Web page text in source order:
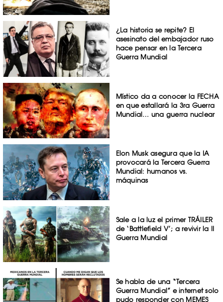
¿La historia se repite? El
asesinato del embajador ruso
hace pensar en la Tercera
Guerra Mundial
Místico da a conocer la FECHA
en que estallará la 3ra Guerra
Mundial… una guerra nuclear
Elon Musk asegura que la IA
provocará la Tercera Guerra
Mundial: humanos vs.
máquinas
Sale a la luz el primer TRÁILER
de ‘Battlefield V’; a revivir la II
Guerra Mundial
Se habla de una “Tercera
Guerra Mundial” e internet solo
pudo responder con MEMES